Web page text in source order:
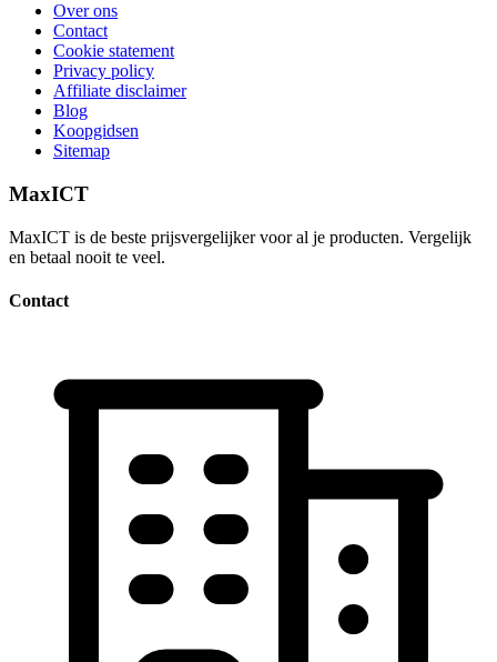
Over ons
Contact
Cookie statement
Privacy policy
Affiliate disclaimer
Blog
Koopgidsen
Sitemap
MaxICT
MaxICT is de beste prijsvergelijker voor al je producten. Vergelijk
en betaal nooit te veel.
Contact